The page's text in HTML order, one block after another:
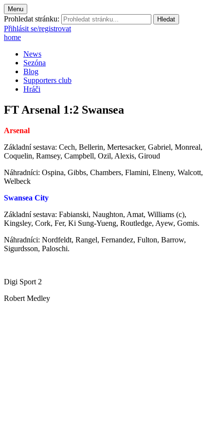
Menu
Prohledat stránku:
Přihlásit se/registrovat
home
News
Sezóna
Blog
Supporters club
Hráči
FT Arsenal 1:2 Swansea
Arsenal
Základní sestava: Cech, Bellerin, Mertesacker, Gabriel, Monreal,
Coquelin, Ramsey, Campbell, Ozil, Alexis, Giroud
Náhradníci: Ospina, Gibbs, Chambers, Flamini, Elneny, Walcott,
Welbeck
Swansea City
Základní sestava: Fabianski, Naughton, Amat, Williams (c),
Kingsley, Cork, Fer, Ki Sung-Yueng, Routledge, Ayew, Gomis.
Náhradníci: Nordfeldt, Rangel, Fernandez, Fulton, Barrow,
Sigurdsson, Paloschi.
Digi Sport 2
Robert Medley